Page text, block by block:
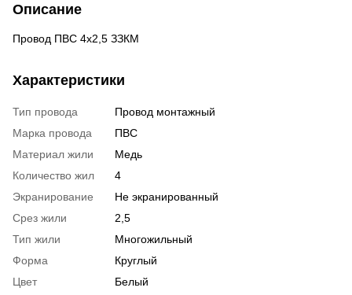
Описание
Провод ПВС 4х2,5 ЗЗКМ
Характеристики
Тип провода
Провод монтажный
Марка провода
ПВС
Материал жили
Медь
Количество жил
4
Экранирование
Не экранированный
Срез жили
2,5
Тип жили
Многожильный
Форма
Круглый
Цвет
Белый